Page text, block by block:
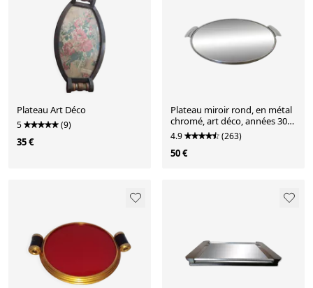
Plateau Art Déco
5 (9)
35 €
Plateau miroir rond, en métal
chromé, art déco, années 30-
40
4.9 (263)
50 €